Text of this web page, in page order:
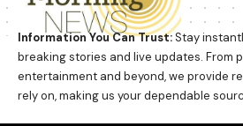
Information You Can Trust:Stay
breaking stories and live updates. From
entertainment and beyond, we provide
rely on, making us your dependable